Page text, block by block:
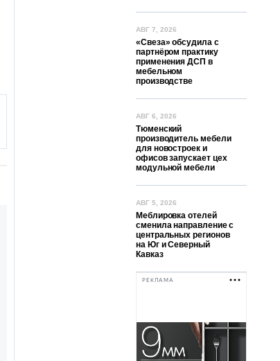
АВГ 7, 2026
«Свеза» обсудила с
партнёром практику
применения ДСП в
мебельном
производстве
АВГ 6, 2026
Тюменский
производитель мебели
для новостроек и
офисов запускает цех
модульной мебели
АВГ 5, 2026
Меблировка отелей
сменила направление с
центральных регионов
на Юг и Северный
Кавказ
РЕКЛАМА